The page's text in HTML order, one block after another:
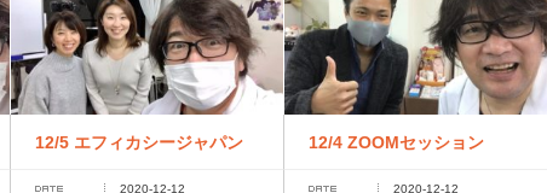
12/5 エフィカシージャパン
2020-12-12
12/4 ZOOMセッション
2020-12-12